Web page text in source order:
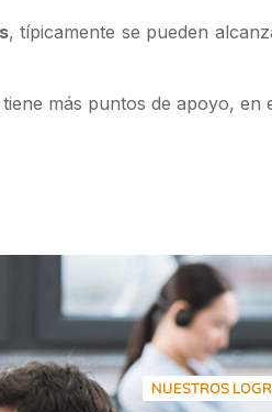
, típicamente se pueden
más puntos de apoyo,
NUESTROS